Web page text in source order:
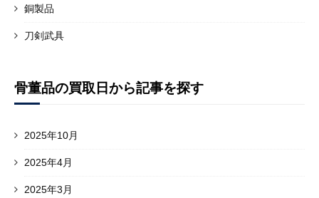
銅製品
刀剣武具
骨董品の買取日から記事を探す
2025年10月
2025年4月
2025年3月